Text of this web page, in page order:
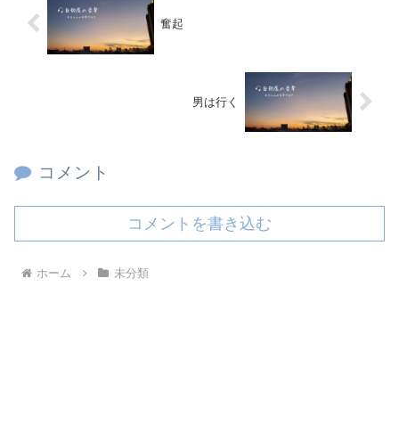
奮起
男は行く
コメント
コメントを書き込む
ホーム 未分類